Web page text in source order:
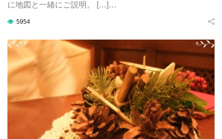
に地図と一緒にご説明。 […]…
5954